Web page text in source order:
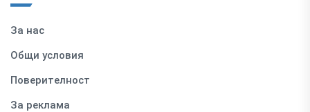
За нас
Общи условия
Поверителност
За реклама